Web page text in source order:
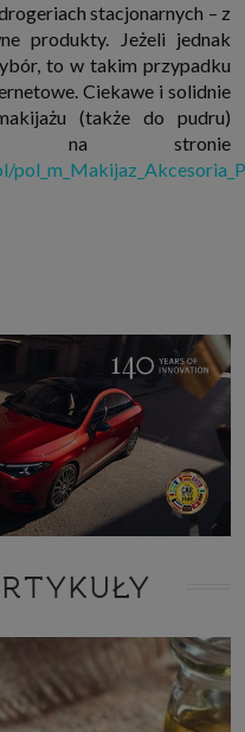
stacjonarnych – z
produkty. Jeżeli jednak
to w takim przypadku
Ciekawe i solidnie
(także do pudru)
na stronie